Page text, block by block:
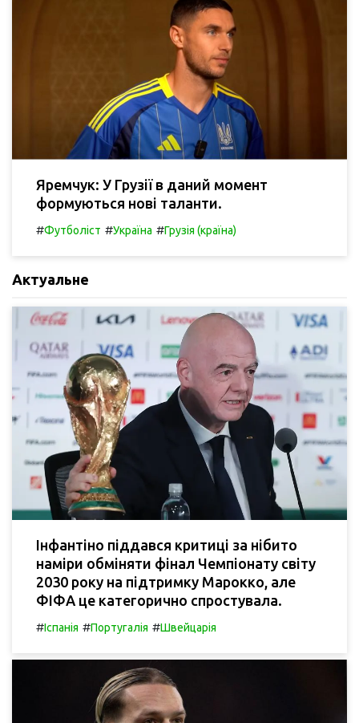
Яремчук: У Грузії в даний момент
формуються нові таланти.
#Футболіст #Україна #Грузія (країна)
Актуальне
Інфантіно піддався критиці за нібито
наміри обміняти фінал Чемпіонату світу
2030 року на підтримку Марокко, але
ФІФА це категорично спростувала.
#Іспанія #Португалія #Швейцарія